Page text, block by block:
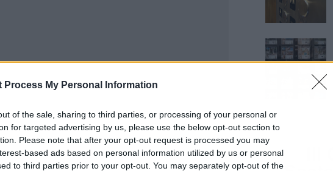
Process My Personal Information
of the sale, sharing to third parties, or processing of your personal or
for targeted advertising by us, please use the below opt-out section to
Please note that after your opt-out request is processed you may
based ads based on personal information utilized by us or personal
to third parties prior to your opt-out. You may separately opt-out of the